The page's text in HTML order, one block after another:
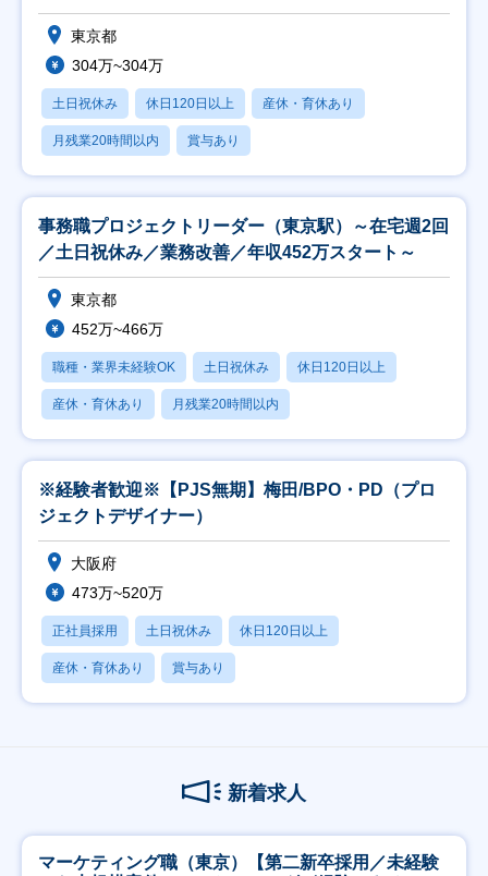
東京都
304万~304万
土日祝休み 休日120日以上 産休・育休あり
月残業20時間以内 賞与あり
事務職プロジェクトリーダー（東京駅）～在宅週2回
／土日祝休み／業務改善／年収452万スタート～
東京都
452万~466万
職種・業界未経験OK 土日祝休み 休日120日以上
産休・育休あり 月残業20時間以内
※経験者歓迎※【PJS無期】梅田/BPO・PD（プロ
ジェクトデザイナー）
大阪府
473万~520万
正社員採用 土日祝休み 休日120日以上
産休・育休あり 賞与あり
新着求人
マーケティング職（東京）【第二新卒採用／未経験